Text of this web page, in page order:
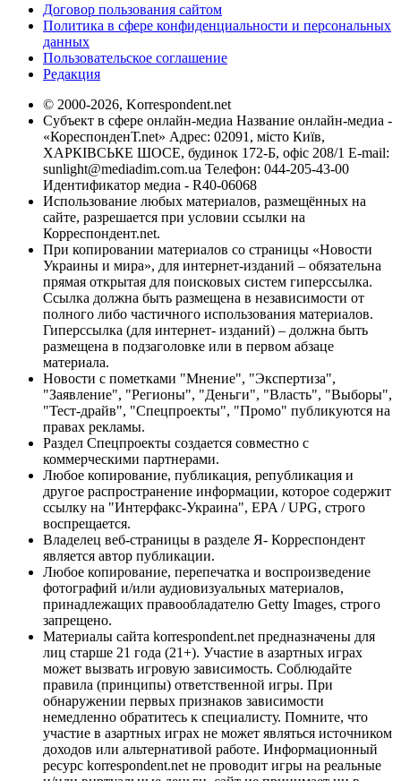
Договор пользования сайтом
Политика в сфере конфиденциальности и персональных
данных
Пользовательское соглашение
Редакция
© 2000-2026, Korrespondent.net
Субъект в сфере онлайн-медиа Название онлайн-медиа -
«КореспонденТ.net» Адрес: 02091, місто Київ,
ХАРКІВСЬКЕ ШОСЕ, будинок 172-Б, офіс 208/1 E-mail:
sunlight@mediadim.com.ua Телефон: 044-205-43-00
Идентификатор медиа - R40-06068
Использование любых материалов, размещённых на
сайте, разрешается при условии ссылки на
Корреспондент.net.
При копировании материалов со страницы «Новости
Украины и мира», для интернет-изданий – обязательна
прямая открытая для поисковых систем гиперссылка.
Ссылка должна быть размещена в независимости от
полного либо частичного использования материалов.
Гиперссылка (для интернет- изданий) – должна быть
размещена в подзаголовке или в первом абзаце
материала.
Новости с пометками "Мнение", "Экспертиза",
"Заявление", "Регионы", "Деньги", "Власть", "Выборы",
"Тест-драйв", "Спецпроекты", "Промо" публикуются на
правах рекламы.
Раздел Спецпроекты создается совместно с
коммерческими партнерами.
Любое копирование, публикация, републикация и
другое распространение информации, которое содержит
ссылку на "Интерфакс-Украина", EPA / UPG, строго
воспрещается.
Владелец веб-страницы в разделе Я- Корреспондент
является автор публикации.
Любое копирование, перепечатка и воспроизведение
фотографий и/или аудиовизуальных материалов,
принадлежащих правообладателю Getty Images, строго
запрещено.
Материалы сайта korrespondent.net предназначены для
лиц старше 21 года (21+). Участие в азартных играх
может вызвать игровую зависимость. Соблюдайте
правила (принципы) ответственной игры. При
обнаружении первых признаков зависимости
немедленно обратитесь к специалисту. Помните, что
участие в азартных играх не может являться источником
доходов или альтернативой работе. Информационный
ресурс korrespondent.net не проводит игры на реальные